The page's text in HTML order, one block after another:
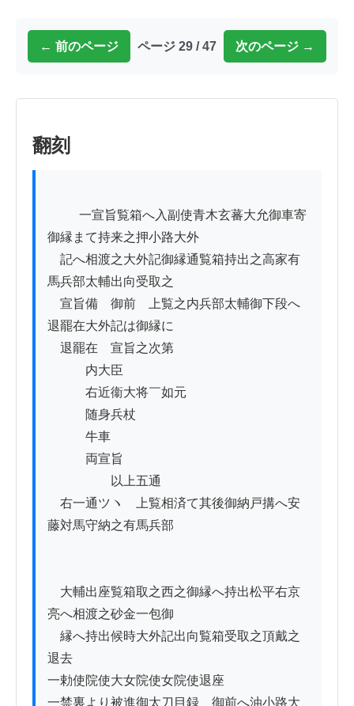
← 前のページ ページ 29 / 47 次のページ →
翻刻
御縁まて持来之押小路大外
記へ相渡之大外記御縁通覧箱持出之高家有
馬兵部太輔出向受取之
宣旨備　御前　上覧之内兵部太輔御下段へ
退罷在大外記は御縁に
退罷在　宣旨之次第
内大臣
右近衞大将￣如元
随身兵杖
牛車
両宣旨
以上五通
右一通ツヽ　上覧相済て其後御納戸搆へ安
藤対馬守納之有馬兵部
大輔出座覧箱取之西之御縁へ持出松平右京
亮へ相渡之砂金一包御
縁へ持出候時大外記出向覧箱受取之頂戴之
退去
一勅使院使大女院使女院使退座
一禁裏より被進御太刀目録　御前へ油小路大